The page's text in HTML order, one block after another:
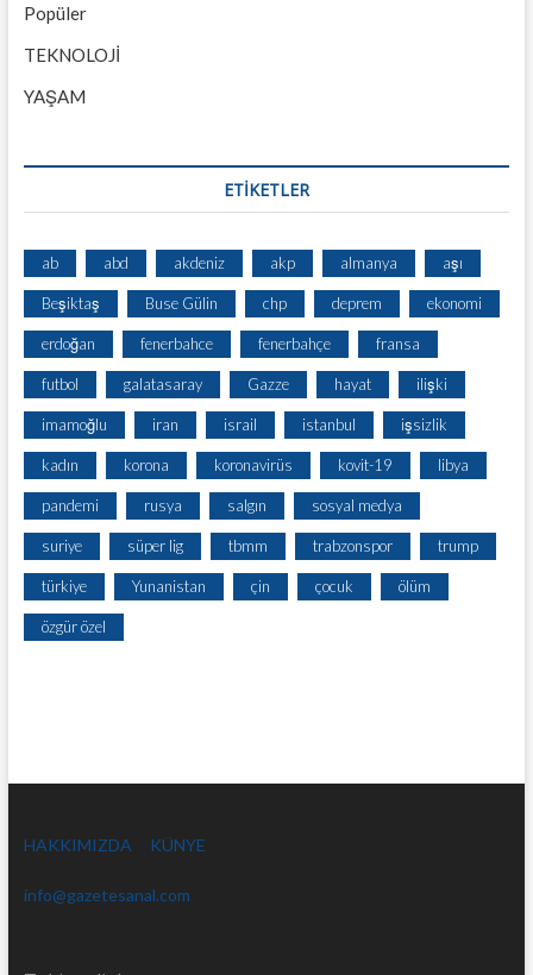
Popüler
TEKNOLOJİ
YAŞAM
ETİKETLER
ab abd akdeniz akp almanya aşı
Beşiktaş Buse Gülin chp deprem ekonomi
erdoğan fenerbahce fenerbahçe fransa
futbol galatasaray Gazze hayat ilişki
imamoğlu iran israil istanbul işsizlik
kadın korona koronavirüs kovit-19 libya
pandemi rusya salgın sosyal medya
suriye süper lig tbmm trabzonspor trump
türkiye Yunanistan çin çocuk ölüm
özgür özel
HAKKIMIZDA KÜNYE
info@gazetesanal.com